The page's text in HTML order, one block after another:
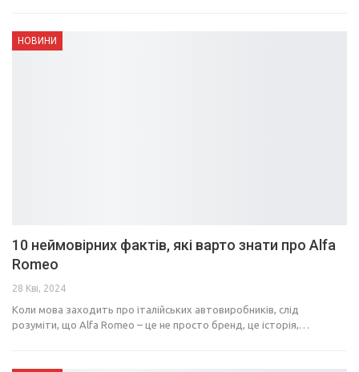
НОВИНИ
10 неймовірних фактів, які варто знати про Alfa
Romeo
28 Кві, 2024
Коли мова заходить про італійських автовиробників, слід
розуміти, що Alfa Romeo – це не просто бренд, це історія,…